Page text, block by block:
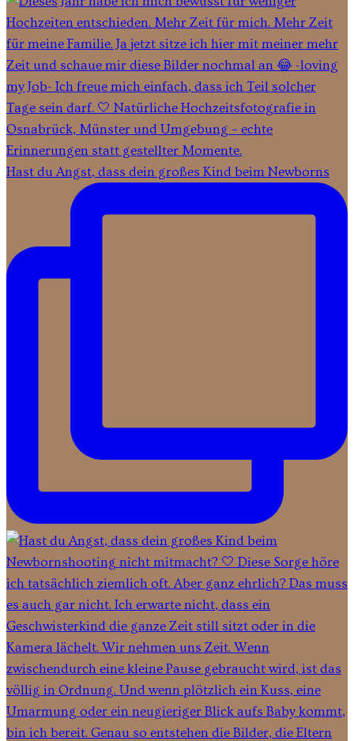
Hast du Angst, dass dein großes Kind beim Newborns